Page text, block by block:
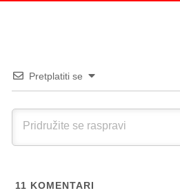
Pretplatiti se
11 KOMENTARI